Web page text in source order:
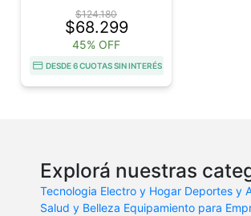
$124.180
$68.299
45% OFF
DESDE 6 CUOTAS SIN INTERÉS
Explorá nuestras
Tecnologia Electro y Hogar Deportes y
Salud y Belleza Equipamiento para